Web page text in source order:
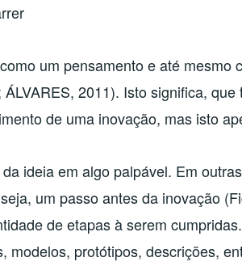
um pensamento e até mesmo
2011). Isto significa,
de uma inovação, mas isto
ideia em algo palpável. Em
um passo antes da inovação
de etapas à serem
modelos, protótipos, descrições,